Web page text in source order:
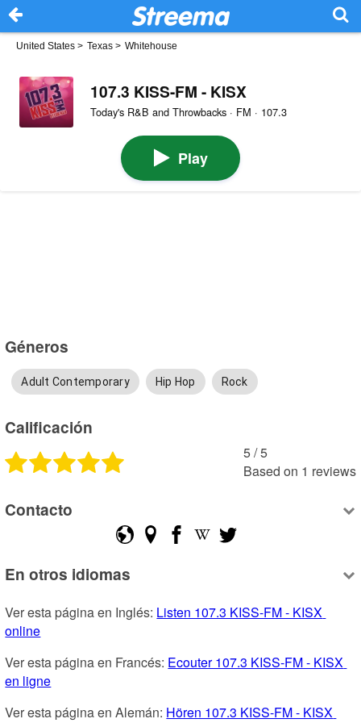
United States > Texas > Whitehouse
107.3 KISS-FM - KISX
Today's R&B and Throwbacks · FM · 107.3
Play
Géneros
Adult Contemporary Hip Hop Rock
Calificación
5 /5
Based on 1 reviews
Contacto
En otros idiomas
Ver esta página en Inglés: Listen 107.3 KISS-FM - KISX
online
Ver esta página en Francés: Ecouter 107.3 KISS-FM - KISX
en ligne
Ver esta página en Alemán: Hören 107.3 KISS-FM - KISX